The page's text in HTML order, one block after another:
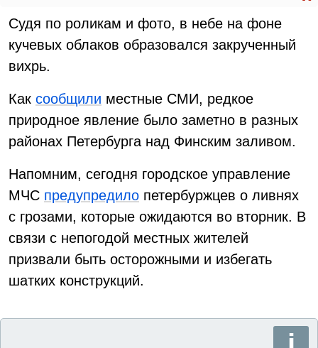
Судя по роликам и фото, в небе на фоне
кучевых облаков образовался закрученный
вихрь.
Как сообщили местные СМИ, редкое
природное явление было заметно в разных
районах Петербурга над Финским заливом.
Напомним, сегодня городское управление
МЧС предупредило петербуржцев о ливнях
с грозами, которые ожидаются во вторник. В
связи с непогодой местных жителей
призвали быть осторожными и избегать
шатких конструкций.